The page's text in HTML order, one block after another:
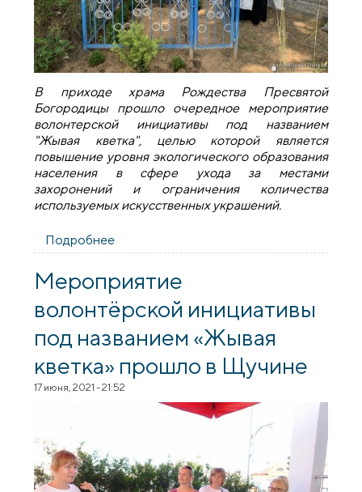
В приходе храма Рождества Пресвятой
Богородицы прошло очередное мероприятие
волонтерской инициативы под названием
"Жывая кветка", целью которой является
повышение уровня экологического образования
населения в сфере ухода за местами
захоронений и ограничения количества
используемых искусственных украшений.
Подробнее
Мурованка прошло очередное
"Жывая кветка"
Мероприятие
волонтёрской инициативы
под названием «Жывая
кветка» прошло в Щучине
17 июня, 2021 - 21:52